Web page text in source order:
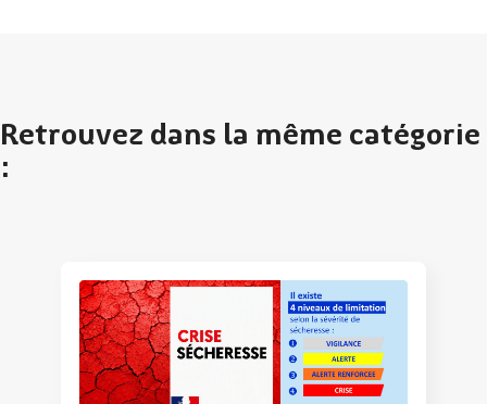
Retrouvez dans la même catégorie
: